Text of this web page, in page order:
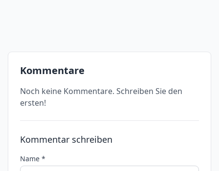
Kommentare
Noch keine Kommentare. Schreiben Sie den
ersten!
Kommentar schreiben
Name *